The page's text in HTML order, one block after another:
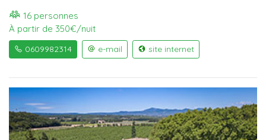
16 personnes
À partir de 350€/nuit
0609982314 e-mail site internet